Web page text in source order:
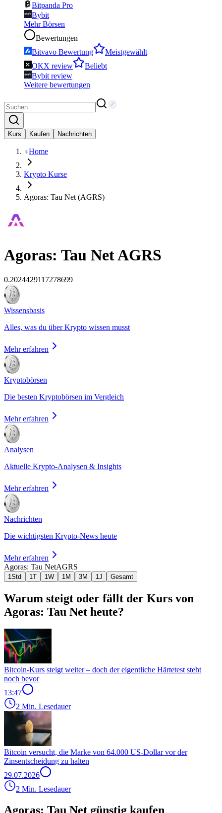
Bitpanda Pro
Bybit
Mehr Börsen
Bewertungen
Bitvavo Bewertung
Meistgewählt
OKX review
Beliebt
Bybit review
Weitere bewertungen
Kurs Kaufen Nachrichten
Home
Krypto Kurse
Agoras: Tau Net (AGRS)
Agoras: Tau NetAGRS
0.2024429117278699
Wissensbasis
Alles, was du über Krypto wissen musst
Mehr erfahren
Kryptobörsen
Die besten Kryptobörsen im Vergleich
Mehr erfahren
Analysen
Aktuelle Krypto-Analysen & Insights
Mehr erfahren
Nachrichten
Die wichtigsten Krypto-News heute
Mehr erfahren
Agoras: Tau NetAGRS
1Std 1T 1W 1M 3M 1J Gesamt
Warum steigt oder fällt der Kurs von
Agoras: Tau Net heute?
Bitcoin-Kurs steigt weiter – doch der eigentliche Härtetest steht
noch bevor
13:47
2 Min. Lesedauer
Bitcoin versucht, die Marke von 64.000 US-Dollar vor der
Zinsentscheidung zu halten
29.07.2026
2 Min. Lesedauer
Agoras: Tau Net günstig kaufen